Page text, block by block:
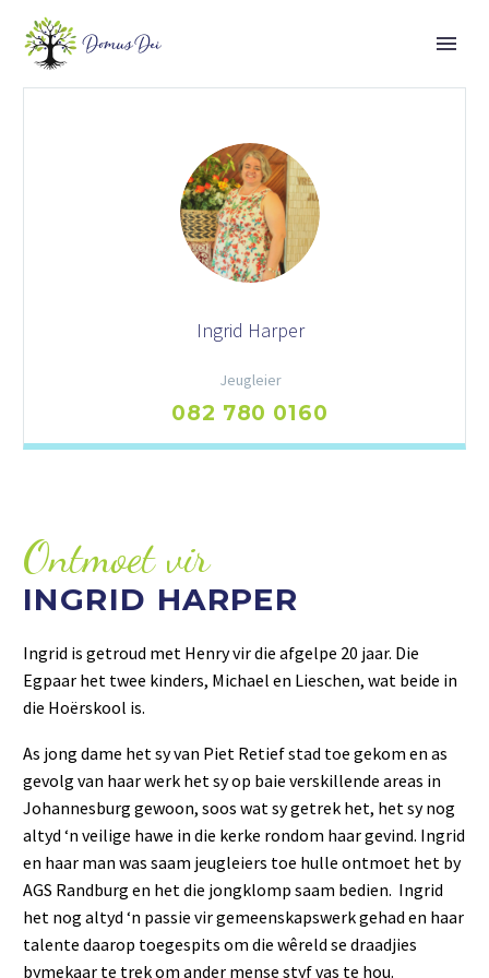
Ingrid Harper
Jeugleier
082 780 0160
Ontmoet vir
INGRID HARPER
Ingrid is getroud met Henry vir die afgelpe 20 jaar. Die
Egpaar het twee kinders, Michael en Lieschen, wat beide in
die Hoërskool is.
As jong dame het sy van Piet Retief stad toe gekom en as
gevolg van haar werk het sy op baie verskillende areas in
Johannesburg gewoon, soos wat sy getrek het, het sy nog
altyd ‘n veilige hawe in die kerke rondom haar gevind. Ingrid
en haar man was saam jeugleiers toe hulle ontmoet het by
AGS Randburg en het die jongklomp saam bedien. Ingrid
het nog altyd ‘n passie vir gemeenskapswerk gehad en haar
talente daarop toegespits om die wêreld se draadjies
bymekaar te trek om ander mense styf vas te hou.